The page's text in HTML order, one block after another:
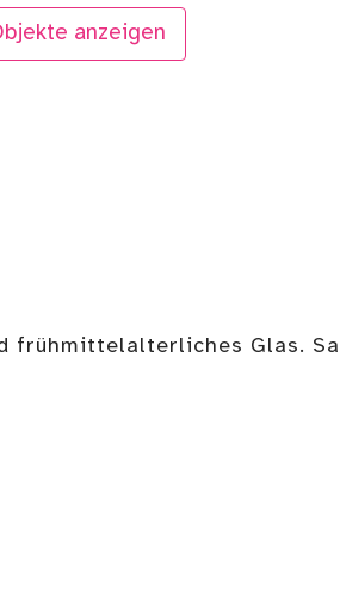
anzeigen
frühmittelalterliches Glas.